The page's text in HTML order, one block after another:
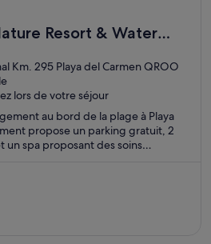
Resort & Water
Km. 295 Playa del Carmen QROO
lors de votre séjour
au bord de la plage à Playa
propose un parking gratuit, 2
un spa proposant des soins
et son accueil chaleureux.
Plage principale de Playa del
Quinta Avenida, se trouvent à